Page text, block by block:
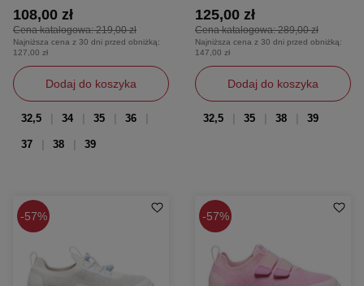
Cena katalogowa:219,00 zł
108,00 zł
Najniższa cena z 30 dni przed obniżką:
127,00 zł
Dodaj do koszyka
32,5 34 35 36
37 38 39
Cena katalogowa:289,00 zł
125,00 zł
Najniższa cena z 30 dni przed obniżką:
147,00 zł
Dodaj do koszyka
32,5 35 38 39
57% 57%